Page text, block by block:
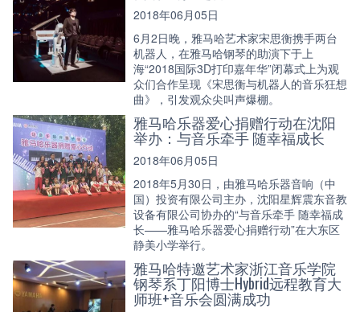
2018年06月05日
6月2日晚，雅马哈艺术家宋思衡携手两台
机器人，在雅马哈钢琴的助演下于上
海“2018国际3D打印嘉年华”闭幕式上为观
众们合作呈现《宋思衡与机器人的音乐狂想
曲》，引发观众尖叫声爆棚。
雅马哈乐器爱心捐赠行动在沈阳
举办：与音乐牵手 随幸福成长
2018年06月05日
2018年5月30日，由雅马哈乐器音响（中
国）投资有限公司主办，沈阳星辉震东音教
设备有限公司协办的“与音乐牵手 随幸福成
长——雅马哈乐器爱心捐赠行动”在大东区
静美小学举行。
雅马哈特邀艺术家浙江音乐学院
钢琴系丁阳博士Hybrid远程教育大
师班+音乐会圆满成功